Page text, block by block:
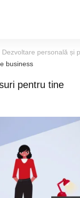
Dezvoltare personală și
business
pentru tine